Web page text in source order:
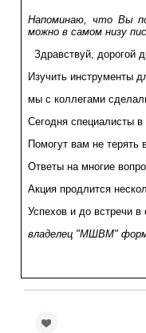
Напоминаю, что Вы
можно в самом низу
Здравствуй, дорогой
Изучить инструменты
мы с коллегами
Сегодня специалисты в
Помогут вам не терять
Ответы на многие
Акция продлится
Успехов и до встречи
владелец "МШВМ"